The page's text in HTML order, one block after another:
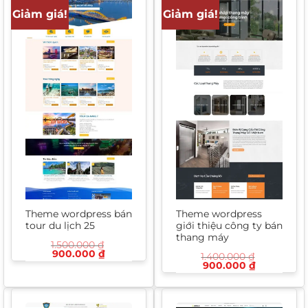
Giảm giá!
Theme wordpress bán
tour du lịch 25
1.500.000₫
Giá
900.000 ₫Giá
900.000 ₫.
Giảm giá!
Theme wordpress
giới thiệu công ty bán
thang máy
1.400.000₫
Giá
1.400.000 ₫.
900.000 ₫Giá
là: